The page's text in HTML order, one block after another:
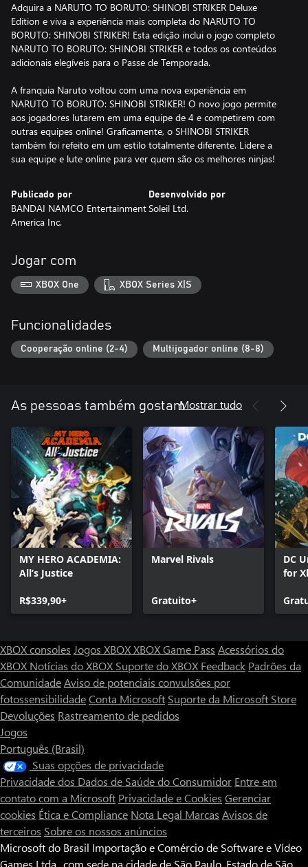
Adquira a NARUTO TO BORUTO: SHINOBI STRIKER Deluxe
Edition e viva a experiência mais completa do NARUTO TO
BORUTO: SHINOBI STRIKER! Esta edição inclui o jogo completo
NARUTO TO BORUTO: SHINOBI STRIKER e todos os conteúdos
adicionais elegíveis para o Passe de Temporada.
A franquia Naruto voltou com uma nova experiência em
NARUTO TO BORUTO: SHINOBI STRIKER! O novo jogo permite
aos jogadores lutarem em uma equipe de 4 e competirem com
outras equipes online! Graficamente, o SHINOBI STRIKER
também foi refeito em um estilo totalmente diferente. Lidere a
sua equipe e lute online para ver quem são os melhores ninjas!
Publicado por
BANDAI NAMCO Entertainment
America Inc.
Desenvolvido por
Soleil Ltd.
Jogar com
XBOX One XBOX Series X|S
Funcionalidades
Cooperação online (2-4) Multijogador online (8-8)
As pessoas também gostamMostrar tudo
MY HERO ACADEMIA:
All’s Justice
R$339,90+
Marvel Rivals
Gratuito+
DC
for
XBOX consoles Jogos XBOXXBOX Game Pass Acessórios do
XBOX Notícias do XBOX Suporte do XBOX Feedback Padrões da
ComunidadeAviso de potenciais convulsões por
fotossensibilidadeConta Microsoft Suporte da Microsoft Store
Devoluções Rastreamento de pedidos
Jogos
Português (Brasil)
Suas opções de privacidade
Privacidade dos Dados de Saúde do Consumidor Entre em
contato com a Microsoft Privacidade e Cookies Gerenciar
cookies Ética e Compliance Nota Legal Marcas Avisos de
terceiros Sobre os nossos anúncios
Microsoft do Brasil Importação e Comércio de Software e Vídeo
Games Ltda., com sede na cidade de São Paulo, Estado de São